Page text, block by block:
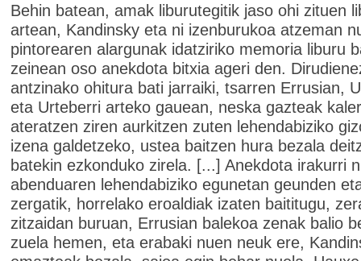
Behin batean, amak liburutegitik jaso ohi zituen
artean, Kandinsky eta ni izenburukoa atzeman
pintorearen alargunak idatziriko memoria liburu
zeinean oso anekdota bitxia ageri den.
antzinako ohitura bati jarraiki, tsarren Errusian,
eta Urteberri arteko gauean, neska gazteak
ateratzen ziren aurkitzen zuten lehendabiziko
izena galdetzeko, ustea baitzen hura bezala
batekin ezkonduko zirela. [...] Anekdota irakurri
abenduaren lehendabiziko egunetan geunden
zergatik, horrelako eroaldiak izaten baititugu,
zitzaidan buruan, Errusian balekoa zenak balio
zuela hemen, eta erabaki nuen neuk ere,